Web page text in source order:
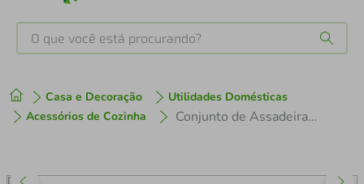
O que você está procurando?
Casa e Decoração
Utilidades Domésticas
Acessórios de Cozinha
Conjunto de Assadeiras Tramontina Inox Cosmos - 3 Peças
1º tenis